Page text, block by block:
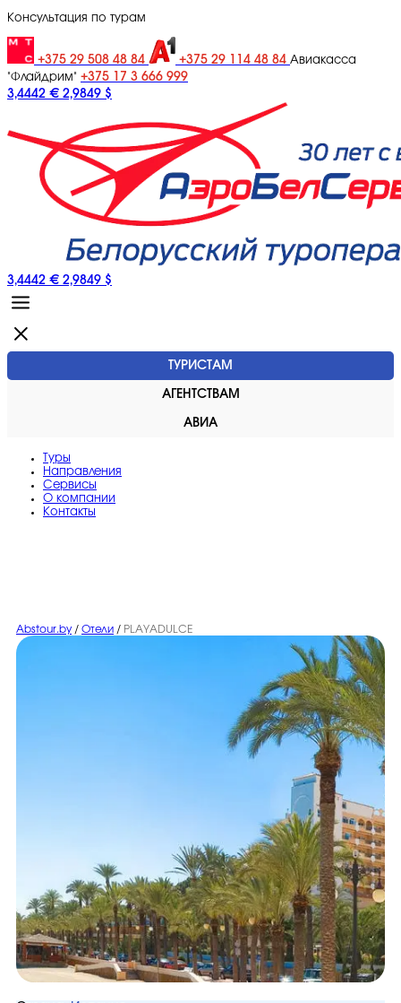
Консультация по турам
+375 29 508 48 84 +375 29 114 48 84 Авиакасса
"Флайдрим" +375 17 3 666 999
3,4442 € 2,9849 $
3,4442 € 2,9849 $
ТУРИСТАМ
АГЕНТСТВАМ
АВИА
Туры
Направления
Сервисы
O компании
Контакты
Abstour.by / Отели / PLAYADULCE